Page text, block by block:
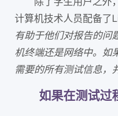
计算机技术人员配备了
有助于他们对报告的问
机终端还是网络中。如
需要的所有测试信息，
如果在测试过